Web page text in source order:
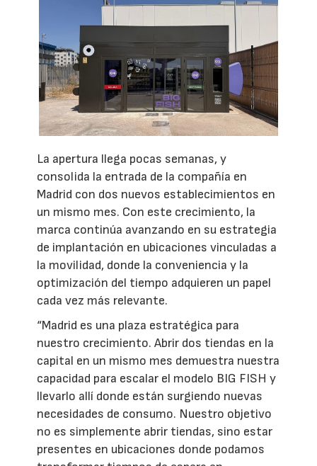
La apertura llega pocas semanas, y
consolida la entrada de la compañía en
Madrid con dos nuevos establecimientos en
un mismo mes. Con este crecimiento, la
marca continúa avanzando en su estrategia
de implantación en ubicaciones vinculadas a
la movilidad, donde la conveniencia y la
optimización del tiempo adquieren un papel
cada vez más relevante.
“Madrid es una plaza estratégica para
nuestro crecimiento. Abrir dos tiendas en la
capital en un mismo mes demuestra nuestra
capacidad para escalar el modelo BIG FISH y
llevarlo allí donde están surgiendo nuevas
necesidades de consumo. Nuestro objetivo
no es simplemente abrir tiendas, sino estar
presentes en ubicaciones donde podamos